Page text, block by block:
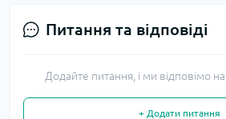
Питання та відповіді
Додайте питання, і ми відповімо
+ Додати питання